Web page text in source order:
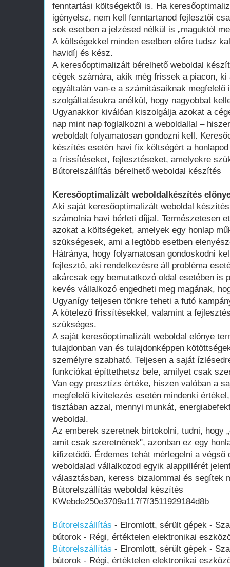
fenntartási költségektől is. Ha
igényelsz, nem kell fenntartanod fejlesztői
sok esetben a jelzésed nélkül is „maguktól
A költségekkel minden esetben előre tudsz
havidíj és kész.
A keresőoptimalizált bérelhető weboldal
cégek számára, akik még frissek a piacon, ki
egyáltalán van-e a számításaiknak megfelelő
szolgáltatásukra anélkül, hogy nagyobbat
Ugyanakkor kiválóan kiszolgálja azokat a
nap mint nap foglalkozni a weboldallal –
weboldalt folyamatosan gondozni kell.
készítés esetén havi fix költségért a
a frissítéseket, fejlesztéseket, amelyekre
Bútorelszállítás bérelhető weboldal készítés
Keresőoptimalizált weboldalkészítés
Aki saját keresőoptimalizált weboldal
számolnia havi bérleti díjjal. Természetesen
azokat a költségeket, amelyek egy honlap
szükségesek, ami a legtöbb esetben
Hátránya, hogy folyamatosan gondoskodni
fejlesztő, aki rendelkezésre áll probléma
akárcsak egy bemutatkozó oldal esetében is
kevés vállalkozó engedheti meg magának,
Ugyanígy teljesen tönkre teheti a futó
A kötelező frissítésekkel, valamint a
szükséges.
A saját keresőoptimalizált weboldal előnye
tulajdonban van és tulajdonképpen
személyre szabható. Teljesen a saját
funkciókat építtethetsz bele, amilyet csak
Van egy presztízs értéke, hiszen valóban a
megfelelő kivitelezés esetén mindenki
tisztában azzal, mennyi munkát,
weboldal.
Az emberek szeretnek birtokolni, tudni, hogy
amit csak szeretnének", azonban ez egy
kifizetődő. Érdemes tehát mérlegelni a végső
weboldalad vállalkozod egyik alappillérét
választásban, keress bizalommal és segítek
Bútorelszállítás weboldal készítés
KWebde250e3709a117f7f3511929184d8b
Bútorelszállítás - Elromlott, sérült gépek -
bútorok - Régi, értéktelen elektronikai
Bútorelszállítás - Elromlott, sérült gépek -
bútorok - Régi, értéktelen elektronikai